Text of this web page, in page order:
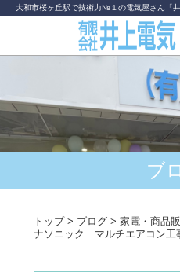
大和市桜ヶ丘駅で技術力№１の電気屋さん「井
ブ
トップ> ブログ> 家電・商品
ナソニック マルチエアコン工